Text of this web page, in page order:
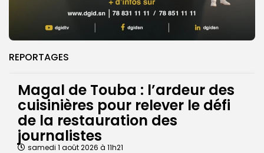
REPORTAGES
Magal de Touba : l’ardeur des
cuisinières pour relever le défi
de la restauration des
journalistes
samedi 1 août 2026 à 11h21